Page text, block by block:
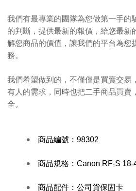
我們有最專業的團隊為您做第一手的
的判斷，提供最新的報價，給您最新
解您商品的價值，讓我們的平台為您
務。
我們希望做到的，不僅僅是買賣交易
有人的需求，同時也把二手商品買賣
全。
商品編號： 98302
商品規格： Canon RF-S 18-
商品配件：公司貨保固卡